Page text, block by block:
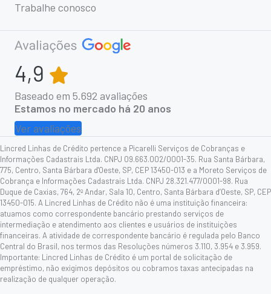
Trabalhe conosco
4,9
Baseado em 5.692 avaliações
Estamos no mercado há 20 anos
Ver avaliações
Lincred Linhas de Crédito pertence a Picarelli Serviços de Cobranças e
Informações Cadastrais Ltda. CNPJ 09.663.002/0001-35. Rua Santa Bárbara,
775, Centro, Santa Bárbara d'Oeste, SP, CEP 13450-013 e a Moreto Serviços de
Cobrança e Informações Cadastrais Ltda. CNPJ 28.321.477/0001-98. Rua
Duque de Caxias, 764, 2º Andar, Sala 10, Centro, Santa Bárbara d’Oeste, SP, CEP
13450-015. A Lincred Linhas de Crédito não é uma instituição financeira:
atuamos como correspondente bancário prestando serviços de
intermediação e atendimento aos clientes e usuários de instituições
financeiras. A atividade de correspondente bancário é regulada pelo Banco
Central do Brasil, nos termos das Resoluções números 3.110, 3.954 e 3.959.
Importante: Lincred Linhas de Crédito é um portal de solicitação de
empréstimo, não exigimos depósitos ou cobramos taxas antecipadas na
realização de qualquer operação.